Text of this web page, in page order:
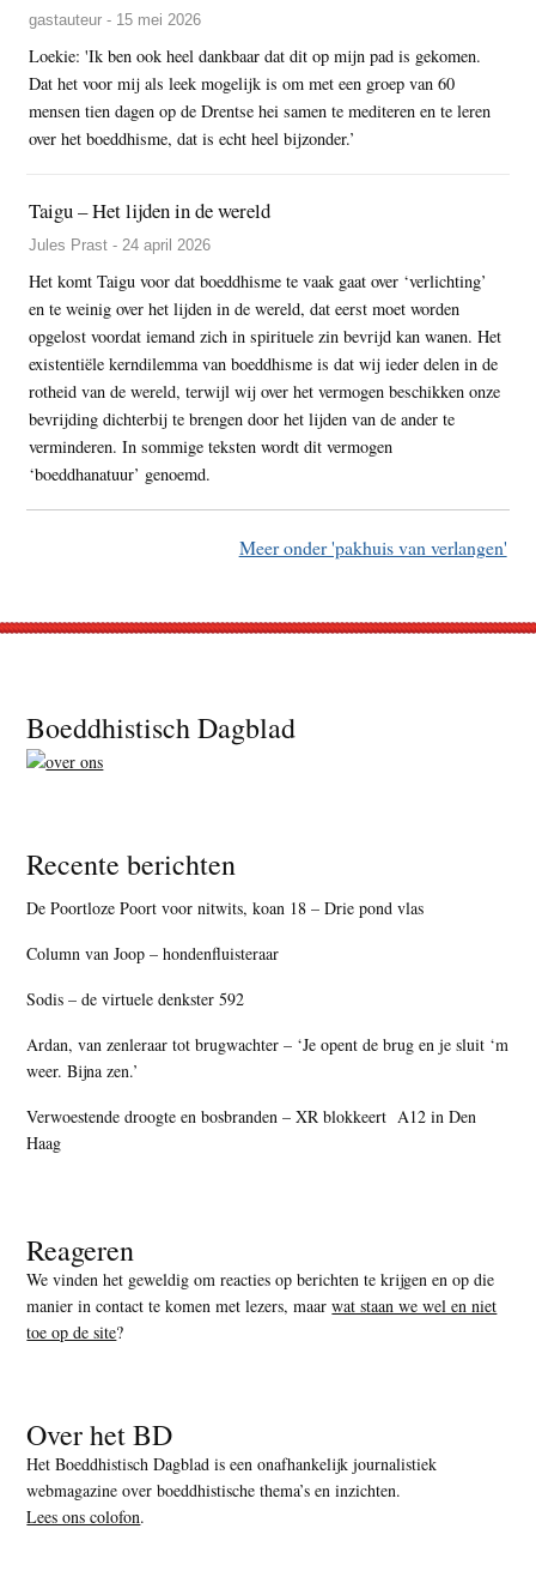
gastauteur - 15 mei 2026
Loekie: 'Ik ben ook heel dankbaar dat dit op mijn pad is gekomen.
Dat het voor mij als leek mogelijk is om met een groep van 60
mensen tien dagen op de Drentse hei samen te mediteren en te leren
over het boeddhisme, dat is echt heel bijzonder.’
Taigu – Het lijden in de wereld
Jules Prast - 24 april 2026
Het komt Taigu voor dat boeddhisme te vaak gaat over ‘verlichting’
en te weinig over het lijden in de wereld, dat eerst moet worden
opgelost voordat iemand zich in spirituele zin bevrijd kan wanen. Het
existentiële kerndilemma van boeddhisme is dat wij ieder delen in de
rotheid van de wereld, terwijl wij over het vermogen beschikken onze
bevrijding dichterbij te brengen door het lijden van de ander te
verminderen. In sommige teksten wordt dit vermogen
‘boeddhanatuur’ genoemd.
Meer onder 'pakhuis van verlangen'
Footer
Boeddhistisch Dagblad
Recente berichten
De Poortloze Poort voor nitwits, koan 18 – Drie pond vlas
Column van Joop – hondenfluisteraar
Sodis – de virtuele denkster 592
Ardan, van zenleraar tot brugwachter – ‘Je opent de brug en je sluit ‘m
weer. Bijna zen.’
Verwoestende droogte en bosbranden – XR blokkeert A12 in Den
Haag
Reageren
We vinden het geweldig om reacties op berichten te krijgen en op die
manier in contact te komen met lezers, maarwat staan we wel en niet
toe op de site?
Over het BD
Het Boeddhistisch Dagblad is een onafhankelijk journalistiek
webmagazine over boeddhistische thema’s en inzichten.
Lees ons colofon.